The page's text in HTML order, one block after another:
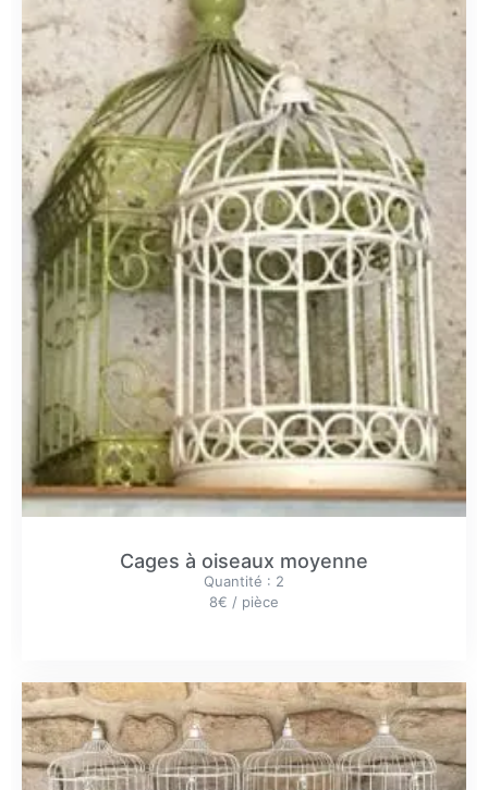
Cages à oiseaux moyenne
Quantité : 2
8€ / pièce